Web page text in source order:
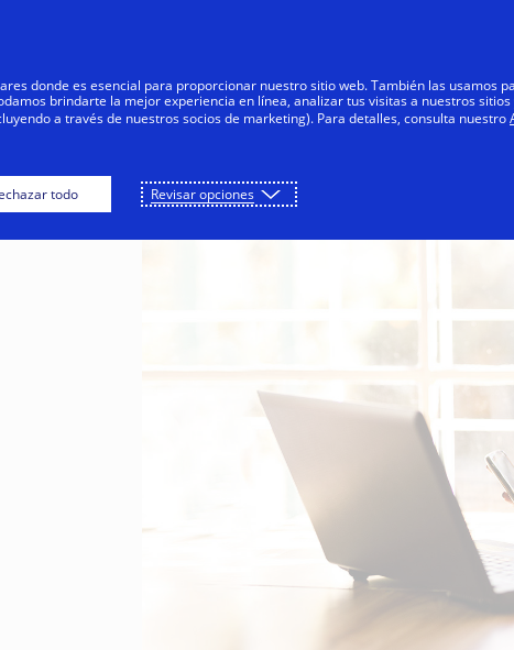
Personas Negocios Innovadores
donde es esencial para proporcionar nuestro sitio web. También las usamos
brindarte la mejor experiencia en línea, analizar tus visitas a nuestros sitios
a través de nuestros socios de marketing). Para detalles, consulta nuestro
todo Revisar opciones